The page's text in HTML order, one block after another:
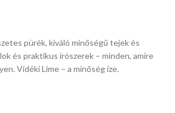
pürék, kiváló minőségű tejek és
és praktikus írószerek – minden, amire
Vidéki Lime – a minőség íze.